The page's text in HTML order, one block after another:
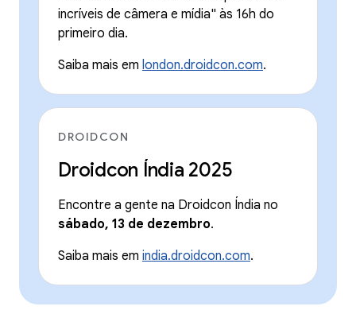
incríveis de câmera e mídia" às 16h do
primeiro dia.
Saiba mais em london.droidcon.com.
DROIDCON
Droidcon Índia 2025
Encontre a gente na Droidcon Índia no
sábado, 13 de dezembro.
Saiba mais em india.droidcon.com.